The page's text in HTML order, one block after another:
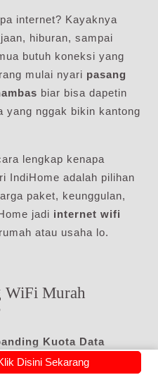
internet? Kayaknya
hiburan, sampai
butuh koneksi yang
mulai nyari pasang
biar bisa dapetin
yang nggak bikin kantong
lengkap kenapa
IndiHome adalah pilihan
paket, keunggulan,
jadi internet wifi
atau usaha lo.
WiFi Murah
Kuota Data
internetan di rumah?
Disini Sekarang